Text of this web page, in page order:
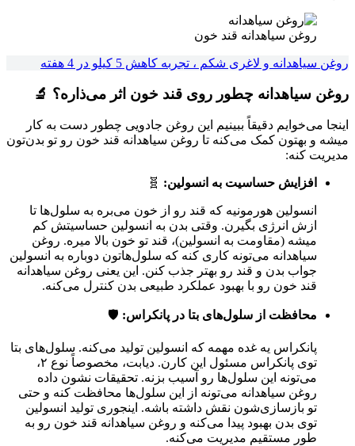
روغن سیاهدانه قند خون
روغن سیاهدانه و لاغری شکم ، تجربه کاهش 5 کیلو در 4 هفته
روغن سیاهدانه چطور روی قند خون اثر می‌ذاره؟ 🔬
اینجا می‌خوایم دقیقاً ببینیم این روغن جادویی چطور دست به کار
میشه و بهتون کمک می‌کنه تا روغن سیاهدانه قند خون رو تو بدن‌تون
مدیریت کنه:
افزایش حساسیت به انسولین: 🧬
انسولین هورمونیه که قند رو از خون می‌بره به سلول‌ها تا
ازش انرژی بگیرن. وقتی بدن به انسولین حساسیتش کم
میشه (مقاومت به انسولین)، قند تو خون بالا میره. روغن
سیاهدانه می‌تونه کاری کنه که سلول‌هاتون دوباره به انسولین
جواب بدن و قند رو بهتر جذب کنن. این یعنی روغن سیاهدانه
قند خون رو با بهبود عملکرد طبیعی بدن کنترل می‌کنه.
محافظت از سلول‌های بتا در پانکراس: 🛡️
پانکراس یه غده مهمه که انسولین تولید می‌کنه. سلول‌های بتا
توی پانکراس مسئول این کارن. دیابت، مخصوصاً نوع ۲،
می‌تونه این سلول‌ها رو آسیب بزنه. تحقیقات نشون داده
روغن سیاهدانه می‌تونه از این سلول‌ها محافظت کنه و حتی
تو بازسازی‌شون نقش داشته باشه. اینجوری تولید انسولین
توی بدن بهبود پیدا می‌کنه و روغن سیاهدانه قند خون رو به
طور مستقیم مدیریت می‌کنه.